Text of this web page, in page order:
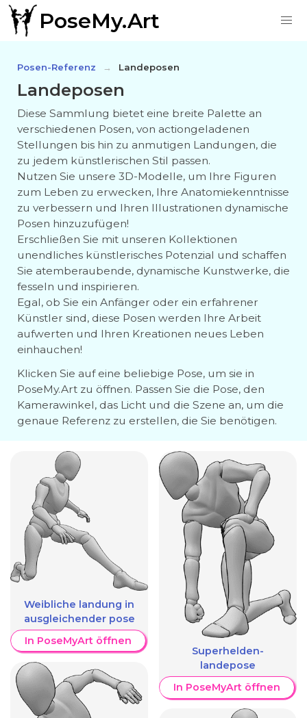
PoseMy.Art
Posen-Referenz Landeposen
Landeposen
Diese Sammlung bietet eine breite Palette an
verschiedenen Posen, von actiongeladenen
Stellungen bis hin zu anmutigen Landungen, die
zu jedem künstlerischen Stil passen.
Nutzen Sie unsere 3D-Modelle, um Ihre Figuren
zum Leben zu erwecken, Ihre Anatomiekenntnisse
zu verbessern und Ihren Illustrationen dynamische
Posen hinzuzufügen!
Erschließen Sie mit unseren Kollektionen
unendliches künstlerisches Potenzial und schaffen
Sie atemberaubende, dynamische Kunstwerke, die
fesseln und inspirieren.
Egal, ob Sie ein Anfänger oder ein erfahrener
Künstler sind, diese Posen werden Ihre Arbeit
aufwerten und Ihren Kreationen neues Leben
einhauchen!
Klicken Sie auf eine beliebige Pose, um sie in
PoseMy.Art zu öffnen. Passen Sie die Pose, den
Kamerawinkel, das Licht und die Szene an, um die
genaue Referenz zu erstellen, die Sie benötigen.
Weibliche landung in
ausgleichender pose
In PoseMyArt öffnen
Superhelden-
landepose
In PoseMyArt öffnen